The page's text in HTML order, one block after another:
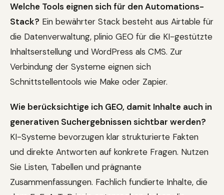
Welche Tools eignen sich für den Automations-
Stack? Ein bewährter Stack besteht aus Airtable für
die Datenverwaltung, plinio GEO für die KI-gestützte
Inhaltserstellung und WordPress als CMS. Zur
Verbindung der Systeme eignen sich
Schnittstellentools wie Make oder Zapier.
Wie berücksichtige ich GEO, damit Inhalte auch in
generativen Suchergebnissen sichtbar werden?
KI-Systeme bevorzugen klar strukturierte Fakten
und direkte Antworten auf konkrete Fragen. Nutzen
Sie Listen, Tabellen und prägnante
Zusammenfassungen. Fachlich fundierte Inhalte, die